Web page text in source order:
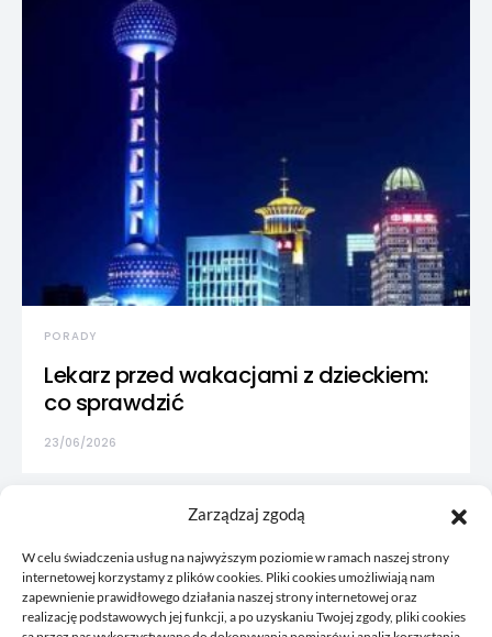
Zarządzaj zgodą
W celu świadczenia usług na najwyższym poziomie w ramach naszej strony
internetowej korzystamy z plików cookies. Pliki cookies umożliwiają nam
zapewnienie prawidłowego działania naszej strony internetowej oraz
realizację podstawowych jej funkcji, a po uzyskaniu Twojej zgody, pliki cookies
PORADY
Lekarz przed wakacjami z dzieckiem:
co sprawdzić
23/06/2026